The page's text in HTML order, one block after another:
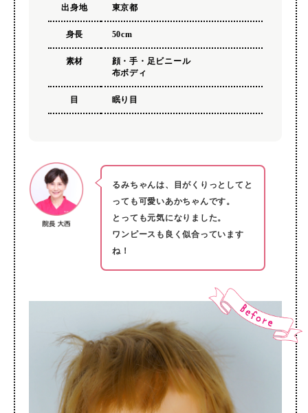
出身地 東京都
身長 50cm
素材
顔・手・足ビニール
布ボディ
目 眠り目
るみちゃんは、目がくりっとしてと
っても可愛いあかちゃんです。
とっても元気になりました。
ワンピースも良く似合っています
ね！